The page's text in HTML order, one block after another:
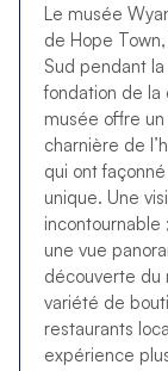
Le musée
de Hope
Sud pendant
fondation de la
musée offre
charnière de
qui ont
unique. Une
incontournable
une vue
découverte du
variété de
restaurants
expérience